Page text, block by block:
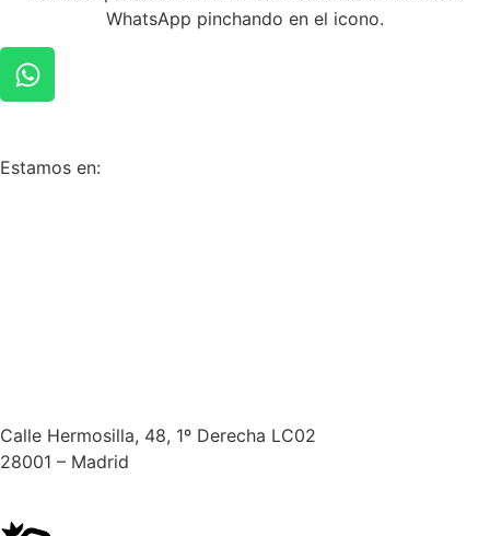
WhatsApp pinchando en el icono.
Estamos en:
Calle Hermosilla, 48, 1º Derecha LC02
28001 – Madrid